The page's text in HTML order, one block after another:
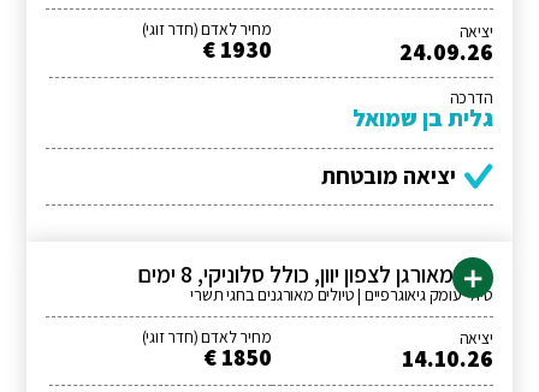
יציאה
24.09.26
מחיר לאדם (חדר זוגי)
1930 €
הדרכה
גלית בן שמואל
יציאה מובטחת
טיול מאורגן לצפון יוון, כולל סלוניקי, 8 ימים
טיולי עומק גיאוגרפיים | טיולים מאורגנים בחגי תשרי
יציאה
14.10.26
מחיר לאדם (חדר זוגי)
1850 €